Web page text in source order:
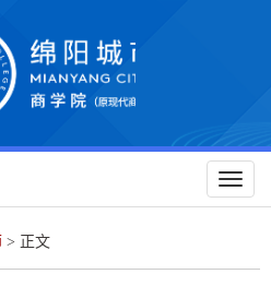
Toggle
> 正文